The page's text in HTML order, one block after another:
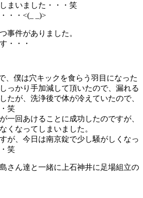
まいました・・・笑
・・<(_ _)>
事件がありました。
・・・
、僕は穴キックを食らう羽目になった
っかり手加減して頂いたので、漏れる
たが、洗浄後で体が冷えていたので、
笑
一回あけることに成功したのですが、
くなってしまいました。
が、今日は南京錠で少し騒がしくなっ
笑
さん達と一緒に上石神井に足場組立の